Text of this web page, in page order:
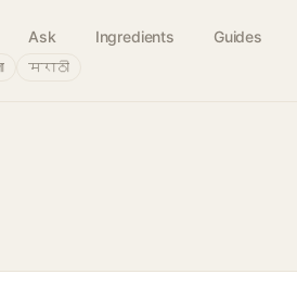
Ask Ingredients Guides
मराठी